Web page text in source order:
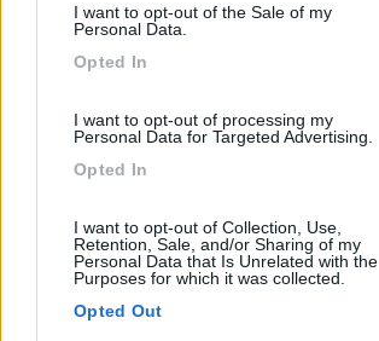
I want to opt-out of the Sale of my
Personal Data.
Opted In
I want to opt-out of processing my
Personal Data for Targeted Advertising.
Opted In
I want to opt-out of Collection, Use,
Retention, Sale, and/or Sharing of my
Personal Data that Is Unrelated with the
Purposes for which it was collected.
Opted Out
Area di sosta (PS+CS)
Agriturismo Gigliotto